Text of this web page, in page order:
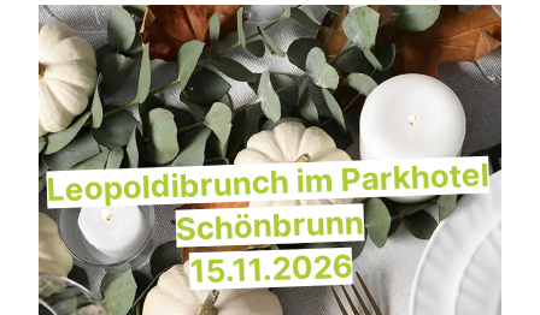
Leopoldibrunch im Parkhotel
Schönbrunn
15.11.2026